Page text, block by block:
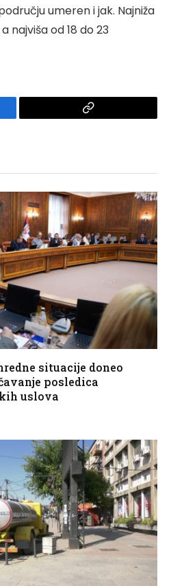
umeren i jak. Najniža
najviša od 18 do 23
Copy
situacije doneo
posledica
uslova